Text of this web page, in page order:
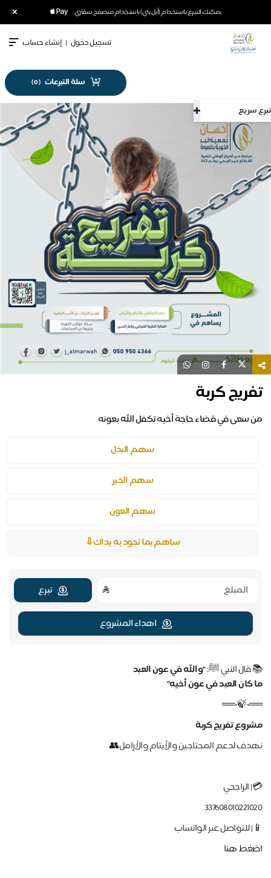
يمكنك التبرع باستخدام (أبل باي) باستخدام متصفح سفاري ×
تبرع سريع
تسجيل دخول | إنشاء حساب
سلة التبرعات (
0
)
تفريج كربة
من سعى في قضاء حاجة أخيه تكفل الله بعونه
سهم البذل
سهم الخير
سهم العون
ساهم بما تجود به يداك⇩
تبرع
اهداء المشروع
📚 قال النبي ﷺ:"والله في عون العبد
ما كان العبد في عون أخيه"
══•🍃•══
مشروع تفريج كربة
نهدف لدعم المحتاجين والأيتام والأرامل👥
💳| الراجحي
337608010221020
📱| للتواصل عبر الواتساب
اضغط هنا